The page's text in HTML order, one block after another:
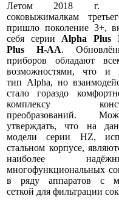
Летом 2018 г.
соковыжималкам
пришло поколение 3+,
себя серии Alpha Plus
Plus
H-AA.
приборов обладают
возможностями, что и
тип Alpha, но
стало гораздо
комплексу
преобразований.
утверждать, что на
модели серии HZ,
стальном корпусе,
наиболее
многофункциональных
в ряду аппаратов с
сеткой для фильтрации